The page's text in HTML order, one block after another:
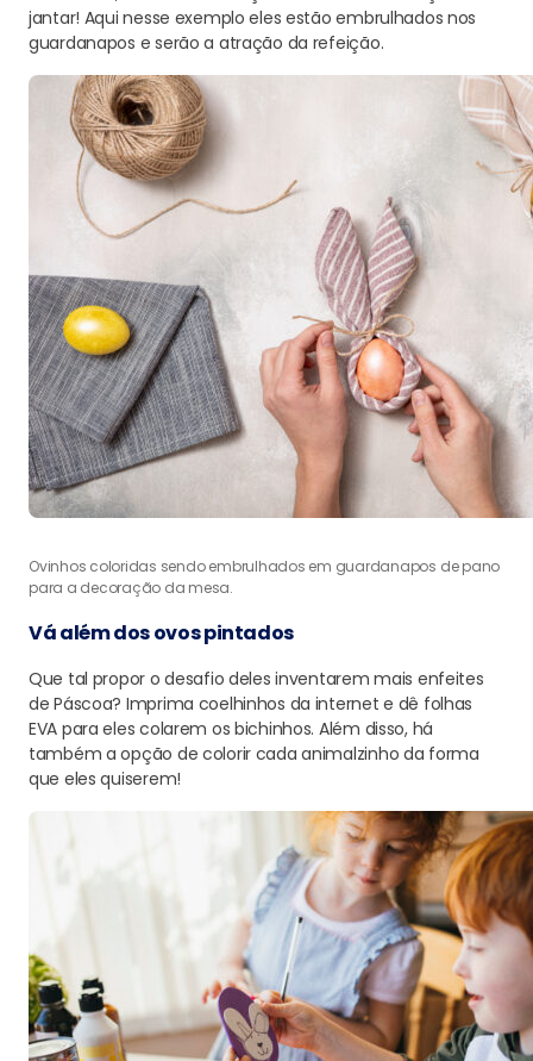
jantar! Aqui nesse exemplo eles estão embrulhados nos
guardanapos e serão a atração da refeição.
Ovinhos coloridas sendo embrulhados em guardanapos de pano
para a decoração da mesa.
Vá além dos ovos pintados
Que tal propor o desafio deles inventarem mais enfeites
de Páscoa? Imprima coelhinhos da internet e dê folhas
EVA para eles colarem os bichinhos. Além disso, há
também a opção de colorir cada animalzinho da forma
que eles quiserem!